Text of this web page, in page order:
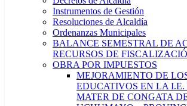
Instrumentos de Gestión
Resoluciones de Alcaldía
Ordenanzas Municipales
BALANCE SEMESTRAL DE
RECURSOS DE
OBRA POR IMPUESTOS
MEJORAMIENTO DE
EDUCATIVOS EN LA I.E.
MATER DE CONGATA